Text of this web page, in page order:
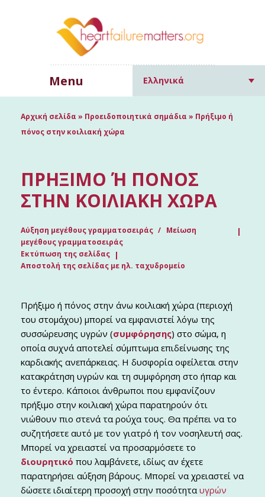
Menu Ελληνικά
Αρχική σελίδα » Προειδοποιητικά σημάδια » Πρήξιμο ή
πόνος στην κοιλιακή χώρα
ΠΡΉΞΙΜΟ Ή ΠΌΝΟΣ Σ
ΤΗΝ ΚΟΙΛΙΑΚΉ ΧΏΡΑ
Αύξηση μεγέθους γραμματοσειράς
Μείωση
μεγέθους γραμματοσειράς
Εκτύπωση της σελίδας
Αποστολή της σελίδας με ηλ. ταχυδρομείο
Πρήξιμο ή πόνος στην άνω κοιλιακή χώρα (περιοχή
του στομάχου) μπορεί να εμφανιστεί λόγω της
συσσώρευσης υγρών (συμφόρησης) στο σώμα, η
οποία συχνά αποτελεί σύμπτωμα επιδείνωσης της
καρδιακής ανεπάρκειας. Η δυσφορία οφείλεται στην
κατακράτηση υγρών και τη συμφόρηση στο ήπαρ και
το έντερο. Κάποιοι άνθρωποι που εμφανίζουν
πρήξιμο στην κοιλιακή χώρα παρατηρούν ότι
νιώθουν πιο στενά τα ρούχα τους. Θα πρέπει να το
συζητήσετε αυτό με τον γιατρό ή τον νοσηλευτή σας.
Μπορεί να χρειαστεί να προσαρμόσετε το
διουρητικό που λαμβάνετε, ιδίως αν έχετε
παρατηρήσει αύξηση βάρους. Μπορεί να χρειαστεί να
δώσετε ιδιαίτερη προσοχή στην ποσότηταυγρών